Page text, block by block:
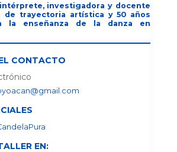
investigadora y docente
de trayectoria artística y 50 años
la enseñanza de la danza en
CONTACTO
EN: